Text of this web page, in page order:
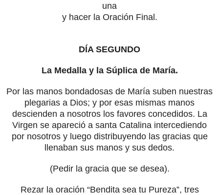
una
y hacer la Oración Final.
DÍA SEGUNDO
La Medalla y la Súplica de María.
Por las manos bondadosas de María suben nuestras
plegarias a Dios; y por esas mismas manos
descienden a nosotros los favores concedidos. La
Virgen se apareció a santa Catalina intercediendo
por nosotros y luego distribuyendo las gracias que
llenaban sus manos y sus dedos.
(Pedir la gracia que se desea).
Rezar la oración “Bendita sea tu Pureza”, tres